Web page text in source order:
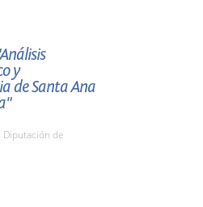
y
de Santa Ana
Diputación de